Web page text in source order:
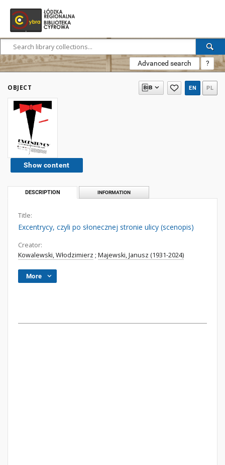
Advanced search ?
OBJECT EN PL
Show content
DESCRIPTION INFORMATION
Title:
Excentrycy, czyli po słonecznej stronie ulicy (scenopis)
Creator:
Kowalewski, Włodzimierz ; Majewski, Janusz (1931-2024)
More